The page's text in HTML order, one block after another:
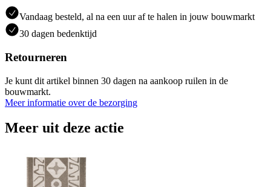
Vandaag besteld, al na een uur af te halen in jouw bouwmarkt
30 dagen bedenktijd
Retourneren
Je kunt dit artikel binnen 30 dagen na aankoop ruilen in de
bouwmarkt.
Meer informatie over de bezorging
Meer uit deze actie